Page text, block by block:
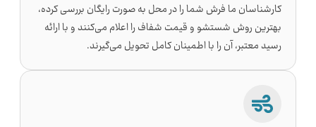
کارشناسان ما فرش شما را در محل به صورت رایگان بررسی کرده،
بهترین روش شستشو و قیمت شفاف را اعلام می‌کنند و با ارائه
رسید معتبر، آن را با اطمینان کامل تحویل می‌گیرند.